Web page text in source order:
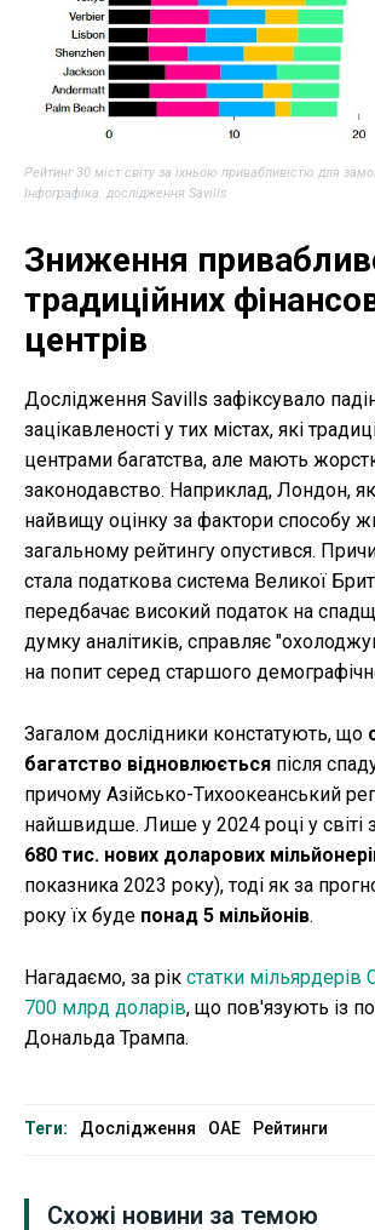
Рейтинг 30 міст світу за їхньою привабливістю для
Інфографіка: дослідження Savills
Зниження
традиційних
центрів
Дослідження Savills зафіксувало
зацікавленості у тих містах, які
центрами багатства, але мають
законодавство. Наприклад, Лондон,
найвищу оцінку за фактори способу
загальному рейтингу опустився.
стала податкова система Великої
передбачає високий податок на
думку аналітиків, справляє
на попит серед старшого
Загалом дослідники констатують, що
багатство відновлюється після
причому Азійсько-Тихоокеанський
найшвидше. Лише у 2024 році у світі
680 тис. нових доларових
показника 2023 року), тоді як за
року їх буде понад 5 мільйонів.
Нагадаємо, за рік статки
700 млрд доларів, що пов'язують із
Дональда Трампа.
Теги: Дослідження ОАЕ Рейтинги
Схожі новини за темою